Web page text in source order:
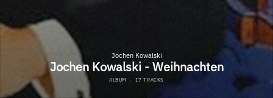
Jochen Kowalski
Jochen Kowalski - Weihnachten
ALBUM · 17 TRACKS